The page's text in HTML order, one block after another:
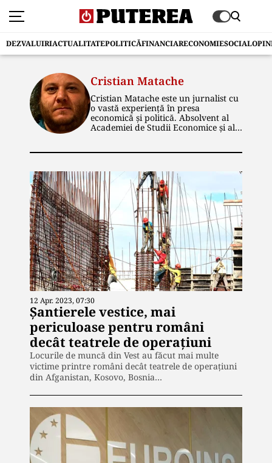
DEZVALUIRIACTUALITATEPOLITICĂFINANCIARECONOMIESOCIAL
Cristian Matache
Cristian Matache este un jurnalist cu
o vastă experiență în presa
economică și politică. Absolvent al
Academiei de Studii Economice și al
construit cariera în cadrul unor
timpului, a ocupat funcții de
redactor și editor senior,
specializându-se în domeniile
economic și energetic. În prezent, la
publicația „Puterea”, scrie articole de
investigație și dezvăluiri, în special în
zona economică. Este pasionat de
călătorii, sport, muzică rock și
istorie.
12 Apr. 2023, 07:30
Șantierele vestice, mai
periculoase pentru români
decât teatrele de operațiuni
Locurile de muncă din Vest au făcut mai multe
victime printre români decât teatrele de operațiuni
din Afganistan, Kosovo, Bosnia…